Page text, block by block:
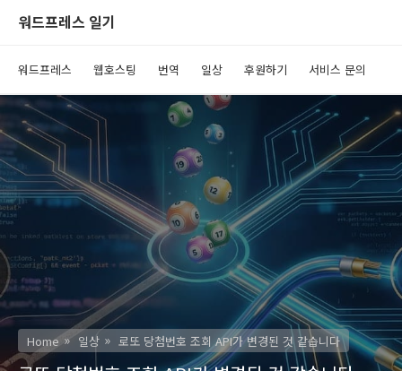
워드프레스 일기
워드프레스 웹호스팅 번역 일상 후원하기 서비스 문의
Home 일상 로또 당첨번호 조회 API가 변경된 것 같습니다